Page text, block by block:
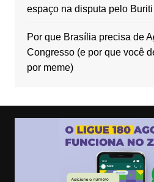
espaço na disputa pelo Buriti
Por que Brasília precisa de
Congresso (e por que você
por meme)